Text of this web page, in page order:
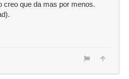
creo que da mas por menos.